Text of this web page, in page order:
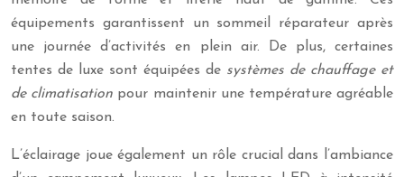
équipements garantissent un sommeil réparateur après
une journée d’activités en plein air. De plus, certaines
tentes de luxe sont équipées de systèmes de chauffage et
de climatisation pour maintenir une température agréable
en toute saison.
L’éclairage joue également un rôle crucial dans l’ambiance